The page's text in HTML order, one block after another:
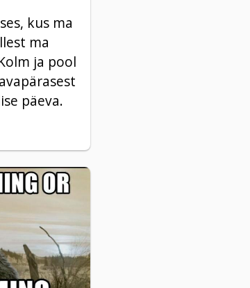
kus ma
ma
ja pool
päeva.